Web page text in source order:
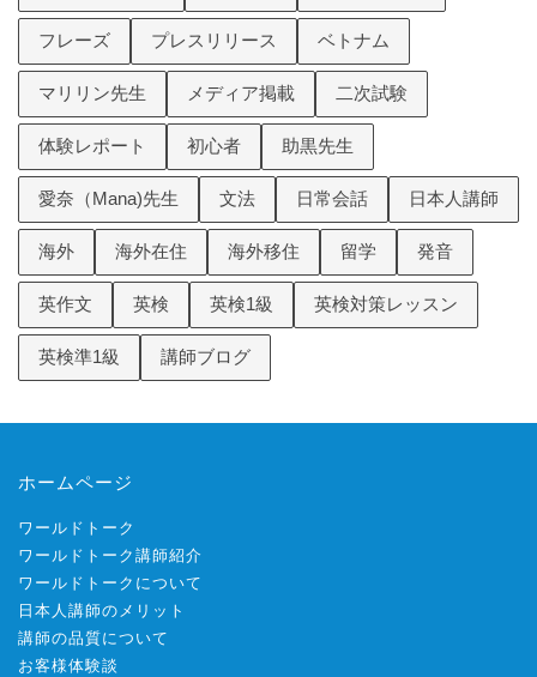
フレーズ プレスリリース ベトナム
マリリン先生 メディア掲載 二次試験
体験レポート 初心者 助黒先生
愛奈（Mana)先生 文法 日常会話 日本人講師
海外 海外在住 海外移住 留学 発音
英作文 英検 英検1級 英検対策レッスン
英検準1級 講師ブログ
ホームページ
ワールドトーク
ワールドトーク講師紹介
ワールドトークについて
日本人講師のメリット
講師の品質について
お客様体験談